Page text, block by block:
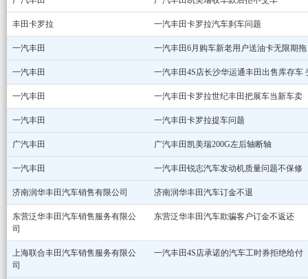
丰田卡罗拉 一汽丰田卡罗拉汽车刹车问题
一汽丰田 一汽丰田6月购车新老用户送油卡无限期拖
一汽丰田 一汽丰田4S店长沙华运通丰田出售库存车
一汽丰田 一汽丰田卡罗拉世纪丰田把展车当新车卖
一汽丰田 一汽丰田卡罗拉提车问题
广汽丰田 广汽丰田凯美瑞200G左后轴断轴
一汽丰田 一汽丰田锐志汽车发动机质量问题不保修
济南润华丰田汽车销售有限公司 济南润华丰田汽车订金不退
东营泛华丰田汽车销售服务有限公
司
东营泛华丰田汽车欺骗客户订金不返还
上海联合丰田汽车销售服务有限公
司
一汽丰田4S店承诺的汽车工时券拒绝给付